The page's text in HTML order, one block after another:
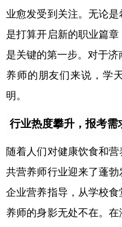
业愈发受到关注。无论
是打算开启新的职业篇
是关键的第一步。对于
养师的朋友们来说，学
明。
行业热度攀升，报考需
随着人们对健康饮食和
共营养师行业迎来了蓬
企业营养指导，从学校
养师的身影无处不在。